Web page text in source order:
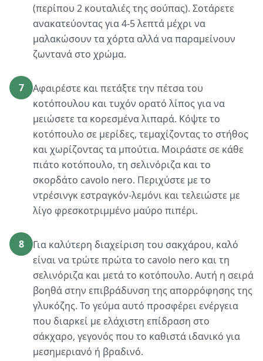
(περίπου 2 κουταλιές της σούπας). Σοτάρετε
ανακατεύοντας για 4-5 λεπτά μέχρι να
μαλακώσουν τα χόρτα αλλά να παραμείνουν
ζωντανά στο χρώμα.
7
Αφαιρέστε και πετάξτε την πέτσα του
κοτόπουλου και τυχόν ορατό λίπος για να
μειώσετε τα κορεσμένα λιπαρά. Κόψτε το
κοτόπουλο σε μερίδες, τεμαχίζοντας το στήθος
και χωρίζοντας τα μπούτια. Μοιράστε σε κάθε
πιάτο κοτόπουλο, τη σελινόριζα και το
σκορδάτο cavolo nero. Περιχύστε με το
ντρέσινγκ εστραγκόν-λεμόνι και τελειώστε με
λίγο φρεσκοτριμμένο μαύρο πιπέρι.
8
Για καλύτερη διαχείριση του σακχάρου, καλό
είναι να τρώτε πρώτα το cavolo nero και τη
σελινόριζα και μετά το κοτόπουλο. Αυτή η σειρά
βοηθά στην επιβράδυνση της απορρόφησης της
γλυκόζης. Το γεύμα αυτό προσφέρει ενέργεια
που διαρκεί με ελάχιστη επίδραση στο
σάκχαρο, γεγονός που το καθιστά ιδανικό για
μεσημεριανό ή βραδινό.